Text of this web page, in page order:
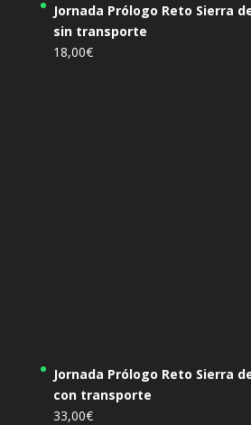
Jornada Prólogo Reto Sierra
sin transporte
18,00€
Jornada Prólogo Reto Sierra
con transporte
33,00€